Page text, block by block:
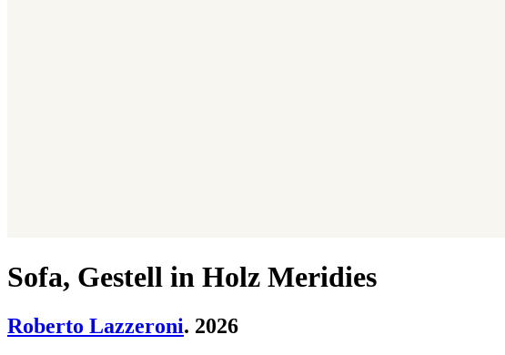
Sofa, Gestell in Holz Meridies
Roberto Lazzeroni. 2026